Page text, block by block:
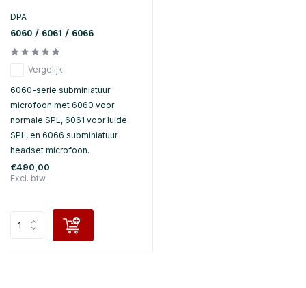
DPA
6060 / 6061 / 6066
Vergelijk
6060-serie subminiatuur
microfoon met 6060 voor
normale SPL, 6061 voor luide
SPL, en 6066 subminiatuur
headset microfoon.
€490,00
Excl. btw